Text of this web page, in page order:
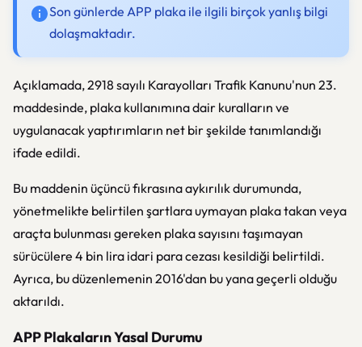
Son günlerde APP plaka ile ilgili birçok yanlış bilgi
dolaşmaktadır.
Açıklamada, 2918 sayılı Karayolları Trafik Kanunu'nun 23.
maddesinde, plaka kullanımına dair kuralların ve
uygulanacak yaptırımların net bir şekilde tanımlandığı
ifade edildi.
Bu maddenin üçüncü fıkrasına aykırılık durumunda,
yönetmelikte belirtilen şartlara uymayan plaka takan veya
araçta bulunması gereken plaka sayısını taşımayan
sürücülere 4 bin lira idari para cezası kesildiği belirtildi.
Ayrıca, bu düzenlemenin 2016'dan bu yana geçerli olduğu
aktarıldı.
APP Plakaların Yasal Durumu